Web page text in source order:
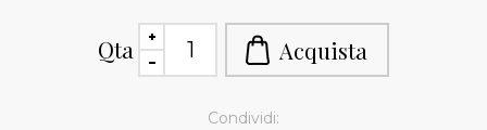
Qta
Condividi: